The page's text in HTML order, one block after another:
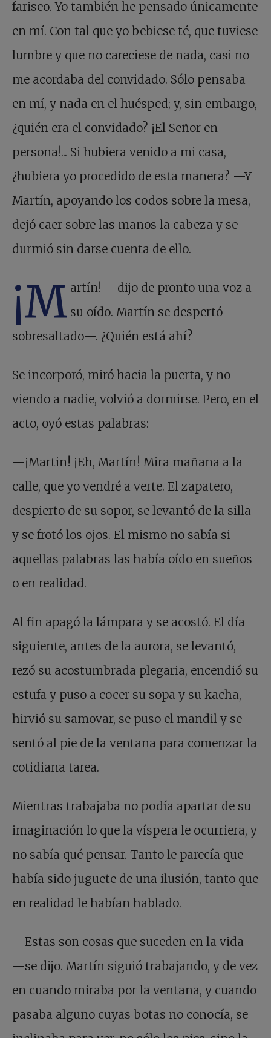
fariseo. Yo también he pensado únicamente
en mí. Con tal que yo bebiese té, que tuviese
lumbre y que no careciese de nada, casi no
me acordaba del convidado. Sólo pensaba
en mí, y nada en el huésped; y, sin embargo,
¿quién era el convidado? ¡El Señor en
persona!... Si hubiera venido a mi casa,
¿hubiera yo procedido de esta manera? —Y
Martín, apoyando los codos sobre la mesa,
dejó caer sobre las manos la cabeza y se
durmió sin darse cuenta de ello.
¡M artín! —dijo de pronto una voz a
su oído. Martín se despertó
sobresaltado—. ¿Quién está ahí?
Se incorporó, miró hacia la puerta, y no
viendo a nadie, volvió a dormirse. Pero, en el
acto, oyó estas palabras:
—¡Martin! ¡Eh, Martín! Mira mañana a la
calle, que yo vendré a verte. El zapatero,
despierto de su sopor, se levantó de la silla
y se frotó los ojos. El mismo no sabía si
aquellas palabras las había oído en sueños
o en realidad.
Al fin apagó la lámpara y se acostó. El día
siguiente, antes de la aurora, se levantó,
rezó su acostumbrada plegaria, encendió su
estufa y puso a cocer su sopa y su kacha,
hirvió su samovar, se puso el mandil y se
sentó al pie de la ventana para comenzar la
cotidiana tarea.
Mientras trabajaba no podía apartar de su
imaginación lo que la víspera le ocurriera, y
no sabía qué pensar. Tanto le parecía que
había sido juguete de una ilusión, tanto que
en realidad le habían hablado.
—Estas son cosas que suceden en la vida
—se dijo. Martín siguió trabajando, y de vez
en cuando miraba por la ventana, y cuando
pasaba alguno cuyas botas no conocía, se